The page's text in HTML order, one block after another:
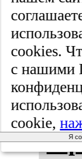
cооkies.
с нашими
cookie,
Я